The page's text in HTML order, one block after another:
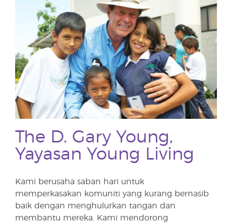
The D. Gary Young,
Yayasan Young Living
Kami berusaha saban hari untuk
memperkasakan komuniti yang kurang bernasib
baik dengan menghulurkan tangan dan
membantu mereka. Kami mendorong